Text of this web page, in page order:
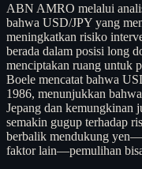
ABN AMRO melalui
bahwa USD/JPY yang
meningkatkan risiko
berada dalam posisi long
menciptakan ruang untuk
Boele mencatat bahwa
1986, menunjukkan
Jepang dan kemungkinan
semakin gugup terhadap
berbalik mendukung
faktor lain—pemulihan